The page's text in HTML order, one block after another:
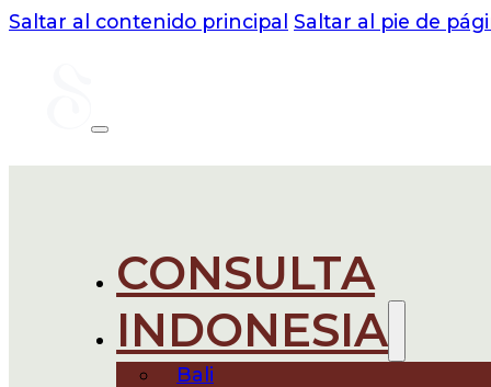
Saltar al contenido principal Saltar al pie de
CONSULTA
INDONESIA
Bali